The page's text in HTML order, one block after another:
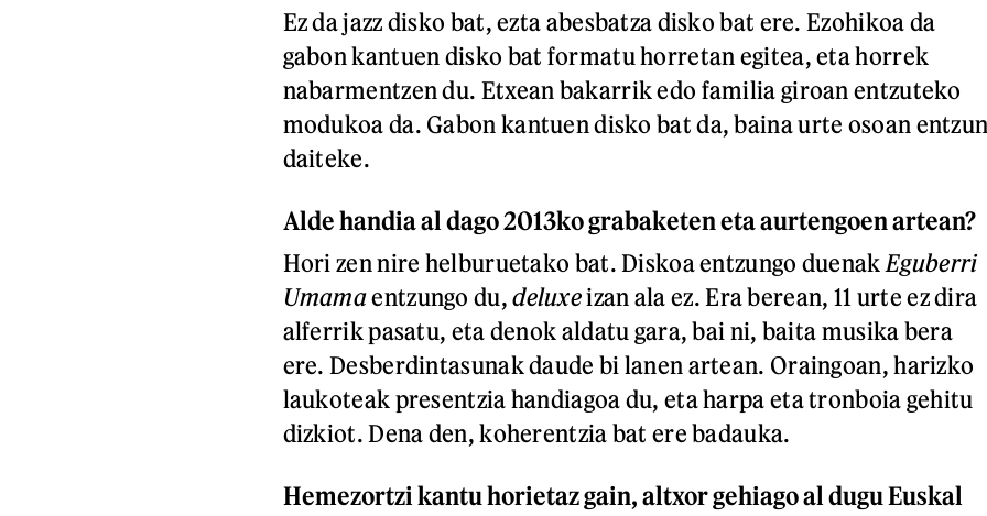
Ez da jazz disko bat, ezta abesbatza disko bat ere. Ezohikoa da
gabon kantuen disko bat formatu horretan egitea, eta horrek
nabarmentzen du. Etxean bakarrik edo familia giroan entzuteko
modukoa da. Gabon kantuen disko bat da, baina urte osoan
daiteke.
Alde handia al dago 2013ko grabaketen eta aurtengoen artean?
Hori zen nire helburuetako bat. Diskoa entzungo duenak Eguberri
Umamaentzungo du,deluxeizan ala ez. Era berean, 11 urte ez dira
alferrik pasatu, eta denok aldatu gara, bai ni, baita musika bera
ere. Desberdintasunak daude bi lanen artean. Oraingoan, harizko
laukoteak presentzia handiagoa du, eta harpa eta tronboia gehitu
dizkiot. Dena den, koherentzia bat ere badauka.
Hemezortzi kantu horietaz gain, altxor gehiago al dugu Euskal